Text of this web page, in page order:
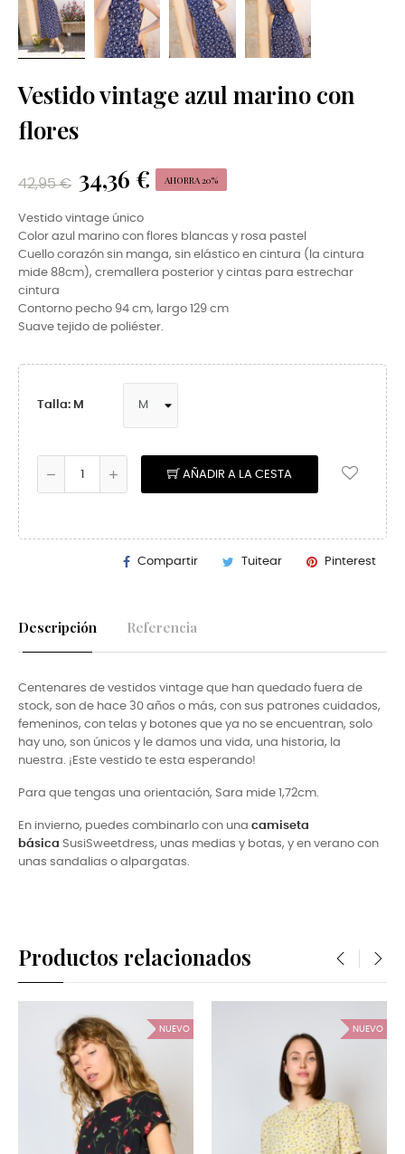
Vestido vintage azul marino con
flores
42,95 € 34,36 € AHORRA 20%
Vestido vintage único
Color azul marino con flores blancas y rosa pastel
Cuello corazón sin manga, sin elástico en cintura (la cintura
mide 88cm), cremallera posterior y cintas para estrechar
cintura
Contorno pecho 94 cm, largo 129 cm
Suave tejido de poliéster.
Talla: M
AÑADIR A LA CESTA
Compartir Tuitear Pinterest
Descripción Referencia
Centenares de vestidos vintage que han quedado fuera de
stock, son de hace 30 años o más, con sus patrones cuidados,
femeninos, con telas y botones que ya no se encuentran, solo
hay uno, son únicos y le damos una vida, una historia, la
nuestra. ¡Este vestido te esta esperando!
Para que tengas una orientación, Sara mide 1,72cm.
En invierno, puedes combinarlo con una camiseta
básica SusiSweetdress, unas medias y botas, y en verano con
unas sandalias o alpargatas.
Productos relacionados
NUEVO